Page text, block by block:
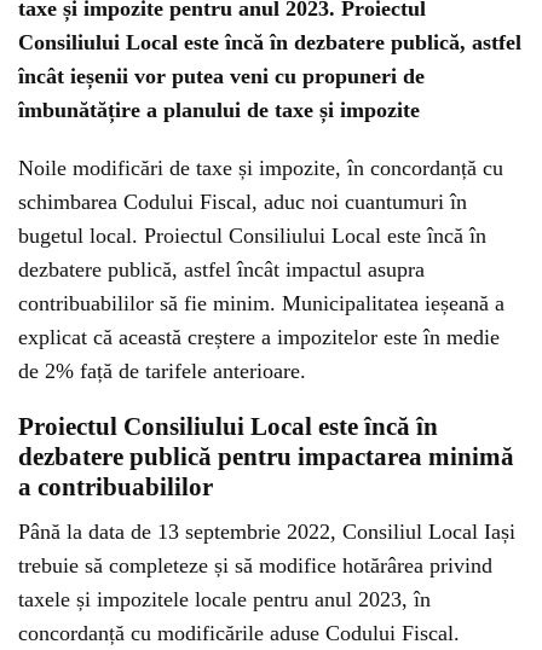
taxe și impozite pentru anul 2023. Proiectul
Consiliului Local este încă în dezbatere publică, astfel
încât ieșenii vor putea veni cu propuneri de
îmbunătățire a planului de taxe și impozite
Noile modificări de taxe și impozite, în concordanță cu
schimbarea Codului Fiscal, aduc noi cuantumuri în
bugetul local. Proiectul Consiliului Local este încă în
dezbatere publică, astfel încât impactul asupra
contribuabililor să fie minim. Municipalitatea ieșeană a
explicat că această creștere a impozitelor este în medie
de 2% față de tarifele anterioare.
Proiectul Consiliului Local este încă în
dezbatere publică pentru impactarea minimă
a contribuabililor
Până la data de 13 septembrie 2022, Consiliul Local Iași
trebuie să completeze și să modifice hotărârea privind
taxele și impozitele locale pentru anul 2023, în
concordanță cu modificările aduse Codului Fiscal.